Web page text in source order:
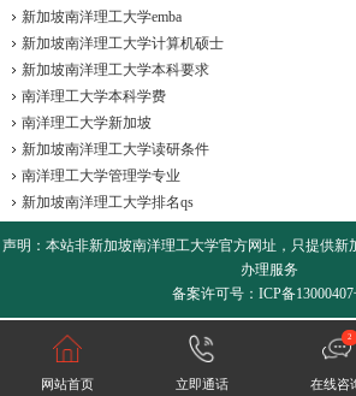
新加坡南洋理工大学emba
新加坡南洋理工大学计算机硕士
新加坡南洋理工大学本科要求
南洋理工大学本科学费
南洋理工大学新加坡
新加坡南洋理工大学读研条件
南洋理工大学管理学专业
新加坡南洋理工大学排名qs
声明：本站非新加坡南洋理工大学官方网址，只提供新
办理服务
备案许可号：ICP备
网站首页 立即通话
2
在线咨